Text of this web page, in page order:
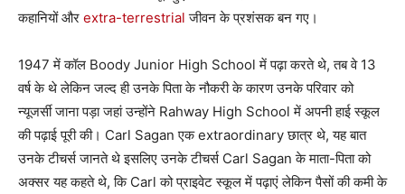
कहानियों और extra-terrestrial जीवन के प्रशंसक बन गए।
1947 में कॉल Boody Junior High School में पढ़ा करते थे, तब वे 13
वर्ष के थे लेकिन जल्द ही उनके पिता के नौकरी के कारण उनके परिवार को
न्यूजर्सी जाना पड़ा जहां उन्होंने Rahway High School में अपनी हाई स्कूल
की पढ़ाई पूरी की। Carl Sagan एक extraordinary छात्र थे, यह बात
उनके टीचर्स जानते थे इसलिए उनके टीचर्स Carl Sagan के माता-पिता को
अक्सर यह कहते थे, कि Carl को प्राइवेट स्कूल में पढ़ाएं लेकिन पैसों की कमी के